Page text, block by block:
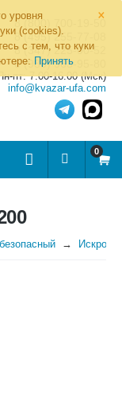
×
уровня
(cookies).
с тем, что куки
Принять
8 (800) 700-19-50
8 (495) 255-77-08
8 (347) 225-00-52
8 (986) 963-95-80
пт: 7.00-16.00 (Мск)
info@kvazar-ufa.com
0